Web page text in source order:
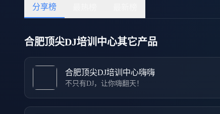
分享榜
合肥顶尖DJ培训中心其它产品
合肥顶尖DJ培训中心嗨嗨
不只有DJ，让你嗨翻天！